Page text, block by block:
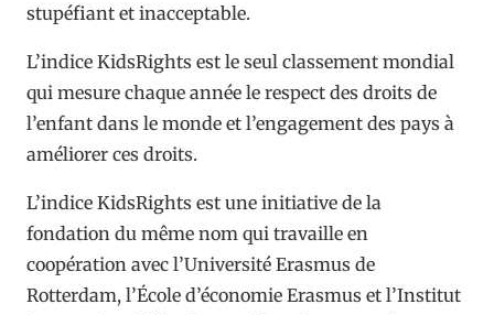
stupéfiant et inacceptable.
L’indice KidsRights est le seul classement mondial
qui mesure chaque année le respect des droits de
l’enfant dans le monde et l’engagement des pays à
améliorer ces droits.
L’indice KidsRights est une initiative de la
fondation du même nom qui travaille en
coopération avec l’Université Erasmus de
Rotterdam, l’École d’économie Erasmus et l’Institut